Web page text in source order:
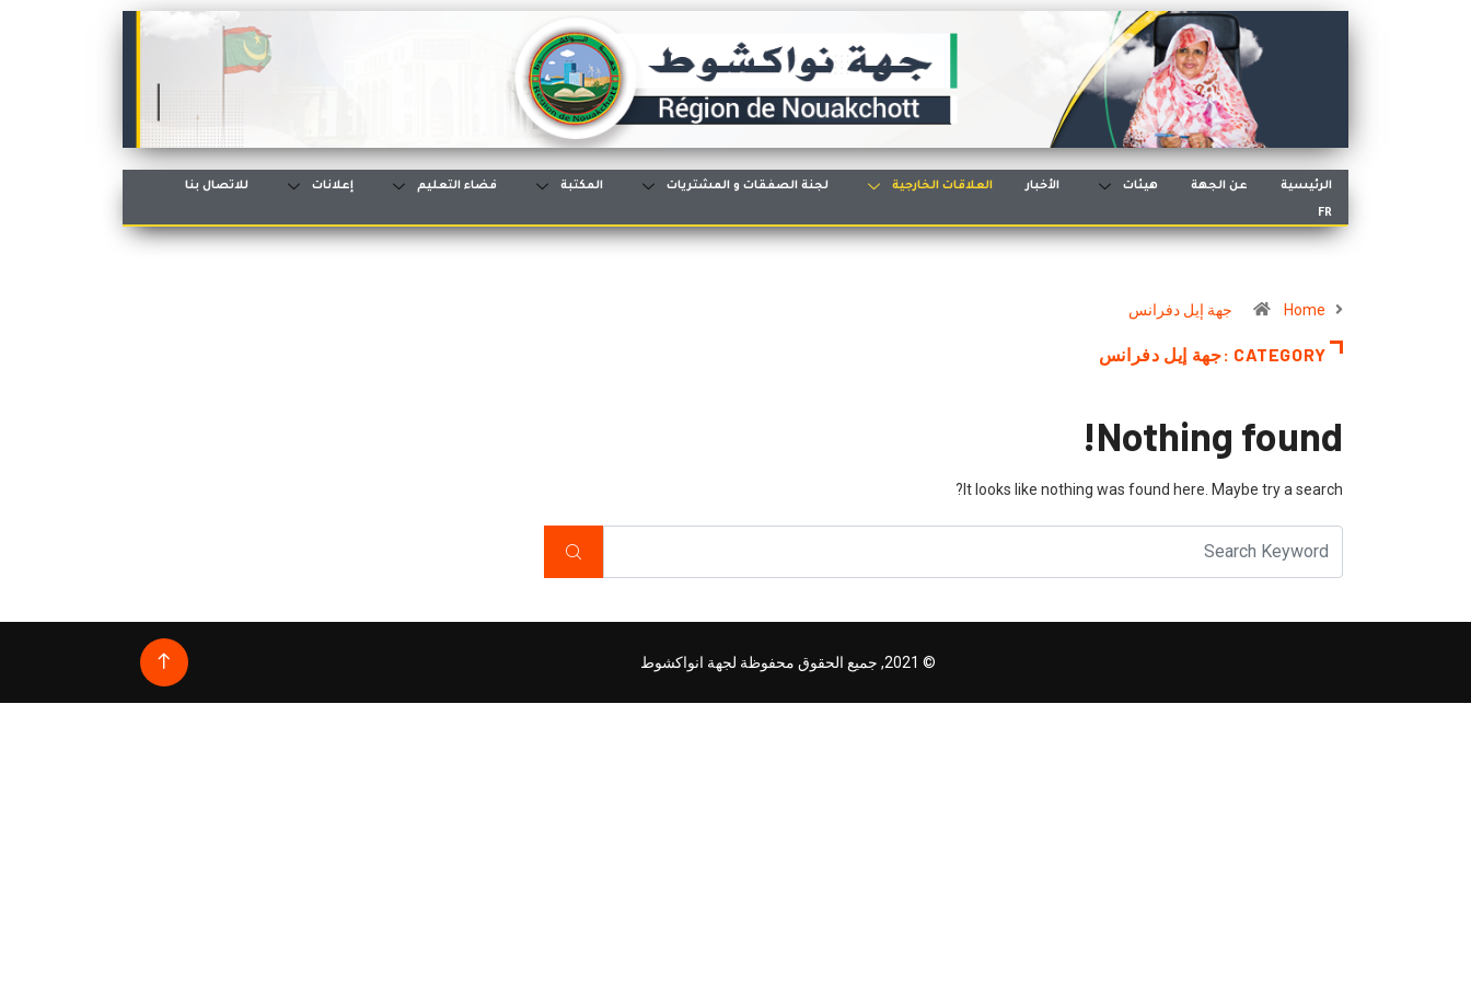
الرئيسية عن الجهة هيئات الأخبار العلاقات الخارجية لجنة الصفقات و المشتريات المكتبة فضاء التعليم إعلانات للاتصال بنا
FR
Home جهة إيل دفرانس
CATEGORY :جهة إيل دفرانس
Nothing found!
It looks like nothing was found here. Maybe try a search?
© 2021, جميع الحقوق محفوظة لجهة انواكشوط